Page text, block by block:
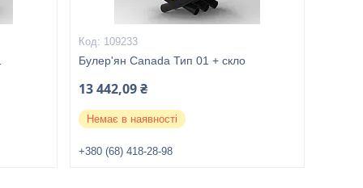
109233
Булер'ян Canada Тип 01 + скло
13 442,09 ₴
Немає в наявності
+380 (68) 418-28-98